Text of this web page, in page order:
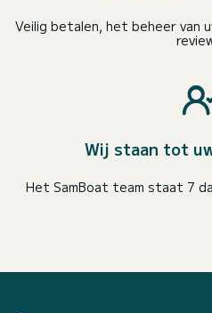
Veilig betalen, het beheer van
Wij staan tot
Het SamBoat team staat 7